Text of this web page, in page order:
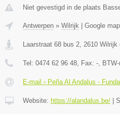
Niet gevestigd in de plaats
Antwerpen » Wilrijk | Google
Laarstraat 68 bus 2 2610 Wilrijk
Tel: 0474 62 96 48 , Fax: - ,
E-mail › Peña Al Andalus -
Website: https://alandalus.be/ |